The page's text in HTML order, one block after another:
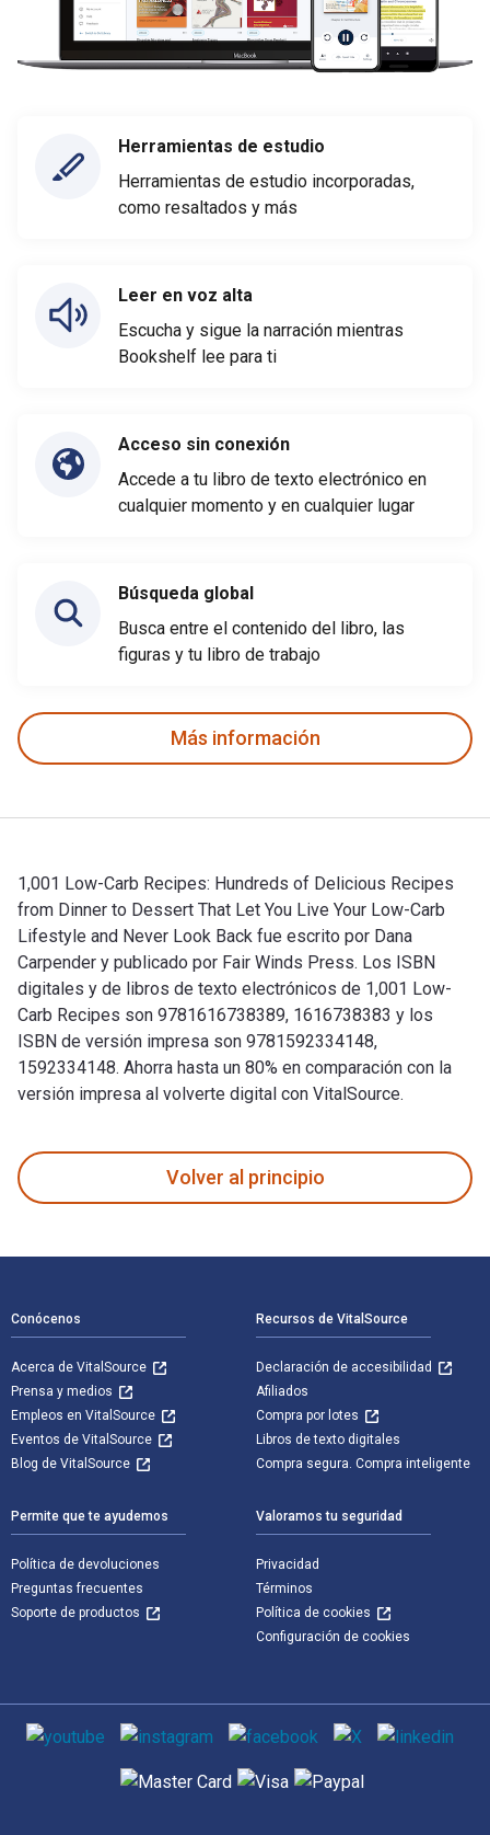
Herramientas de estudio
Herramientas de estudio incorporadas,
como resaltados y más
Leer en voz alta
Escucha y sigue la narración mientras
Bookshelf lee para ti
Acceso sin conexión
Accede a tu libro de texto electrónico en
cualquier momento y en cualquier lugar
Búsqueda global
Busca entre el contenido del libro, las
figuras y tu libro de trabajo
Más información
1,001 Low-Carb Recipes: Hundreds of Delicious Recipes
from Dinner to Dessert That Let You Live Your Low-Carb
Lifestyle and Never Look Back fue escrito por Dana
Carpender y publicado por Fair Winds Press. Los ISBN
digitales y de libros de texto electrónicos de 1,001 Low-
Carb Recipes son 9781616738389, 1616738383 y los
ISBN de versión impresa son 9781592334148,
1592334148. Ahorra hasta un 80% en comparación con la
versión impresa al volverte digital con VitalSource.
Volver al principio
Conócenos
Acerca de VitalSource
Prensa y medios
Empleos en VitalSource
Eventos de VitalSource
Blog de VitalSource
Recursos de VitalSource
Declaración de accesibilidad
Afiliados
Compra por lotes
Libros de texto digitales
Compra segura. Compra inteligente
Permite que te ayudemos
Política de devoluciones
Preguntas frecuentes
Soporte de productos
Valoramos tu seguridad
Privacidad
Términos
Política de cookies
Configuración de cookies
Medios de comunicación social
Métodos de pago admitidos